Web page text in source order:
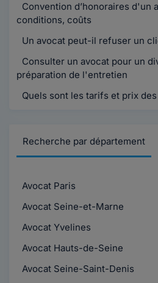
Convention d’honoraires d'un
conditions, coûts
Un avocat peut-il refuser un
Consulter un avocat pour un
préparation de l'entretien
Quels sont les tarifs et prix
Recherche par département
Avocat Paris
Avocat Seine-et-Marne
Avocat Yvelines
Avocat Hauts-de-Seine
Avocat Seine-Saint-Denis